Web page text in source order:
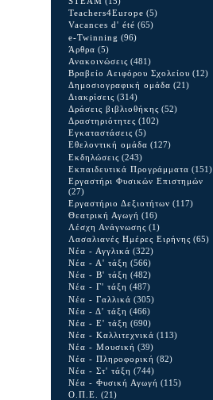
Teachers4Europe (5)
Vacances d' été (65)
e-Twinning (96)
Άρθρα (5)
Ανακοινώσεις (481)
Βραβείο Αειφόρου Σχολείου (12)
Δημοσιογραφική ομάδα (21)
Διακρίσεις (314)
Δράσεις βιβλιοθήκης (52)
Δραστηριότητες (102)
Εγκαταστάσεις (5)
Εθελοντική ομάδα (127)
Εκδηλώσεις (243)
Εκπαιδευτικά Προγράμματα (151)
Εργαστήρι Φυσικών Επιστημών
(27)
Εργαστήριο Δεξιοτήτων (117)
Θεατρική Αγωγή (16)
Λέσχη Ανάγνωσης (1)
Λασαλιανές Ημέρες Ειρήνης (65)
Νέα - Αγγλικά (322)
Νέα - Α' τάξη (566)
Νέα - Β' τάξη (482)
Νέα - Γ' τάξη (487)
Νέα - Γαλλικά (305)
Νέα - Δ' τάξη (466)
Νέα - Ε' τάξη (690)
Νέα - Καλλιτεχνικά (113)
Νέα - Μουσική (39)
Νέα - Πληροφορική (82)
Νέα - Στ' τάξη (744)
Νέα - Φυσική Αγωγή (115)
Ο.Π.Ε. (21)